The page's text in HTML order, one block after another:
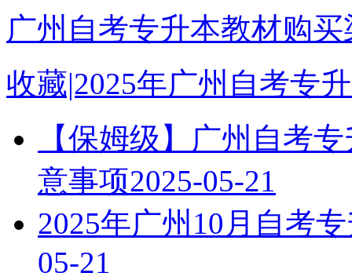
广州自考专升本教材购
收藏|2025年广州自考专
【保姆级】广州自考
意事项2025-05-21
2025年广州10月自考
05-21